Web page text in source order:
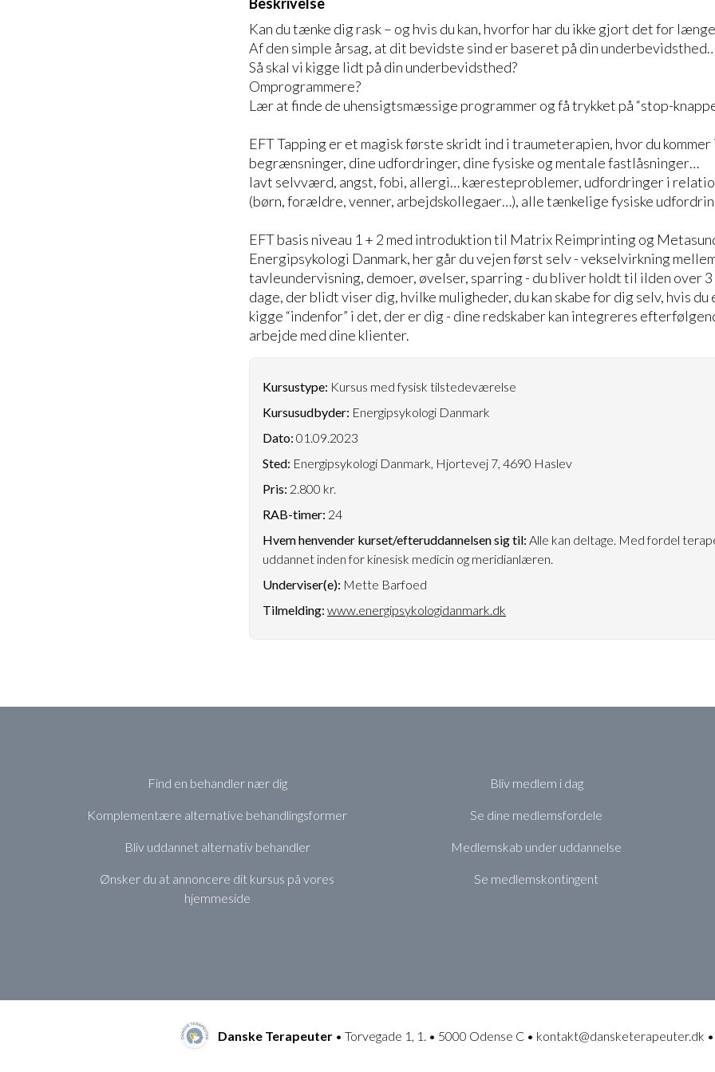
Kan du tænke dig rask – og hvis du kan, hvorfor har du ikke gjort det for
Af den simple årsag, at dit bevidste sind er baseret på din
Så skal vi kigge lidt på din underbevidsthed?
Omprogrammere?
Lær at finde de uhensigtsmæssige programmer og få trykket på “stop-
EFT Tapping er et magisk første skridt ind i traumeterapien, hvor du kommer
begrænsninger, dine udfordringer, dine fysiske og mentale fastlåsninger…
lavt selvværd, angst, fobi, allergi… kæresteproblemer, udfordringer i
(børn, forældre, venner, arbejdskollegaer…), alle tænkelige fysiske
EFT basis niveau 1 + 2 med introduktion til Matrix Reimprinting og
Energipsykologi Danmark, her går du vejen først selv - vekselvirkning
tavleundervisning, demoer, øvelser, sparring - du bliver holdt til ilden over
dage, der blidt viser dig, hvilke muligheder, du kan skabe for dig selv, hvis
kigge “indenfor” i det, der er dig - dine redskaber kan integreres
arbejde med dine klienter.
Kursustype: Kursus med fysisk tilstedeværelse
Kursusudbyder: Energipsykologi Danmark
Dato: 01.09.2023
Sted: Energipsykologi Danmark, Hjortevej 7, 4690 Haslev
Pris: 2.800 kr.
RAB-timer: 24
Hvem henvender kurset/efteruddannelsen sig til: Alle kan deltage. Med fordel
uddannet inden for kinesisk medicin og meridianlæren.
Underviser(e): Mette Barfoed
Tilmelding: www.energipsykologidanmark.dk
Find en behandler nær dig
Komplementære alternative behandlingsformer
Bliv uddannet alternativ behandler
Ønsker du at annoncere dit kursus på vores
hjemmeside
Bliv medlem i dag
Se dine medlemsfordele
Medlemskab under uddannelse
Se medlemskontingent
Danske Terapeuter • Torvegade 1, 1. • 5000 Odense C • kontakt@dansketerapeuter.dk